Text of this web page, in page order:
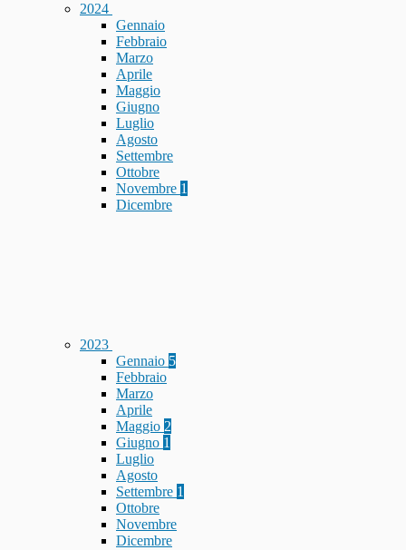
2024
Gennaio
Febbraio
Marzo
Aprile
Maggio
Giugno
Luglio
Agosto
Settembre
Ottobre
Novembre 1
Dicembre
2023
Gennaio 5
Febbraio
Marzo
Aprile
Maggio 2
Giugno 1
Luglio
Agosto
Settembre 1
Ottobre
Novembre
Dicembre